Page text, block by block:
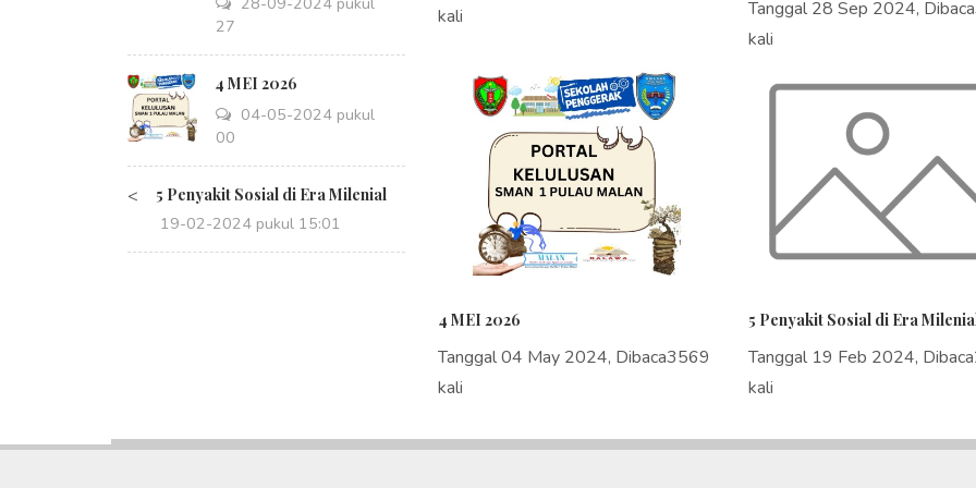
14:27
4 MEI 2026
04-05-2024 pukul
08:00
< 5 Penyakit Sosial di Era Milenial
19-02-2024 pukul 15:01
kali
Tanggal 28 Sep 2024,
kali
4 MEI 2026
Tanggal 04 May 2024, Dibaca3569
kali
5 Penyakit Sosial di Era
Tanggal 19 Feb 2024,
kali